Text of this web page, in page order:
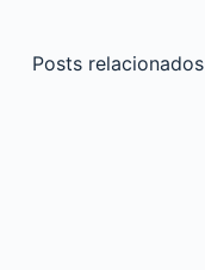
Posts relacionados